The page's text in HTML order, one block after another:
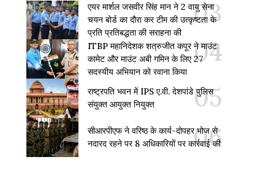
एयर मार्शल जसवीर सिंह मान ने 2 वायु सेना
चयन बोर्ड का दौरा कर टीम की उत्कृष्टता के
प्रति प्रतिबद्धता की सराहना की
ITBP महानिदेशक शत्रुजीत कपूर ने माउंट
कामेट और माउंट अबी गमिन के लिए 27
सदस्यीय अभियान को रवाना किया
राष्ट्रपति भवन में IPS ए.वी. देशपांडे पुलिस
संयुक्त आयुक्त नियुक्त
सीआरपीएफ ने वरिष्ठ के कार्य-दोपहर भोज से
नदारद रहने पर 8 अधिकारियों पर कार्रवाई की